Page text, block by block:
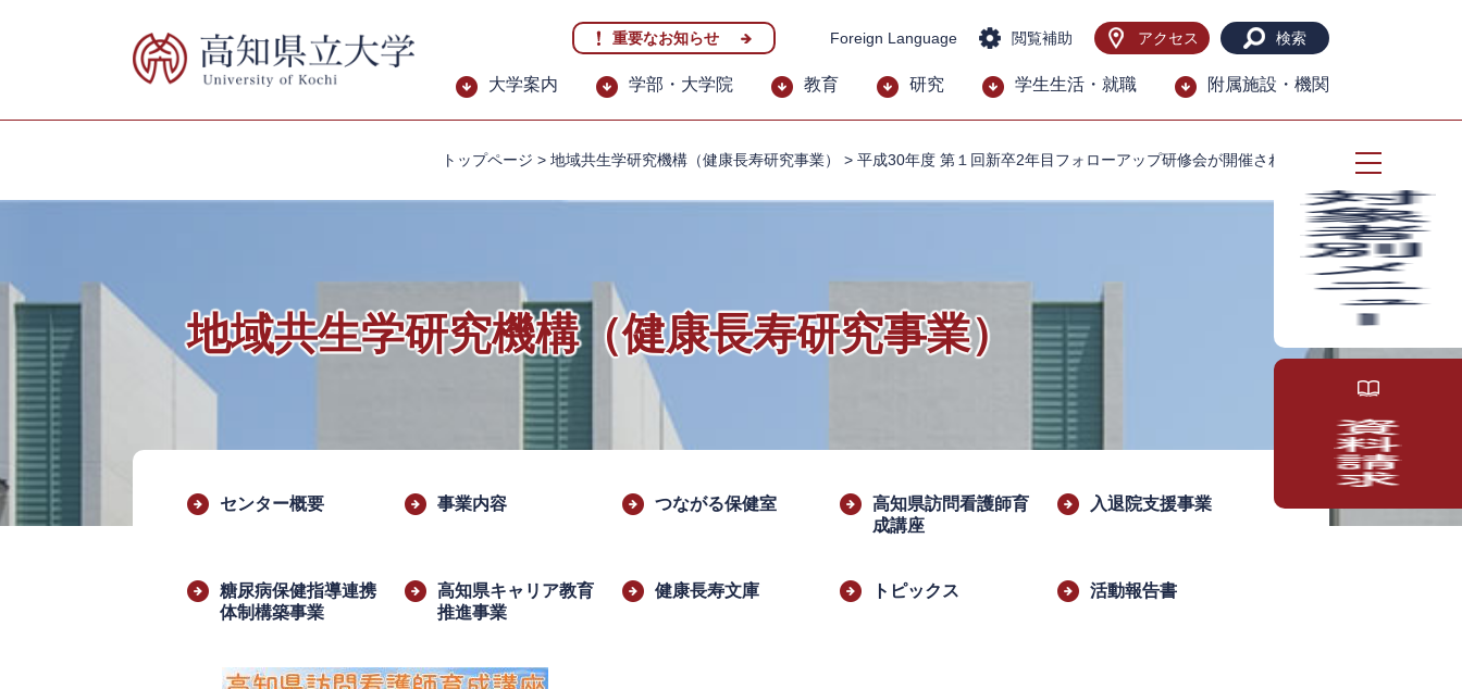
先
を
へ
重要なお知らせ Foreign Language 閲覧補助 アクセス 検索
大学案内 学部・大学院 教育 研究 学生生活・就職 附属施設・機関
トップページ > 地域共生学研究機構（健康長寿研究事業） > 平成30年度 第１回新卒2年目フォローアップ研修会が開催されました
地域共生学研究機構（健康長寿研究事業）
本
センター概要
事業内容 つながる保健室
高知県訪問看護師育
成講座
入退院支援事業
糖尿病保健指導連携
体制構築事業
高知県キャリア教育
推進事業
健康長寿文庫 トピックス 活動報告書